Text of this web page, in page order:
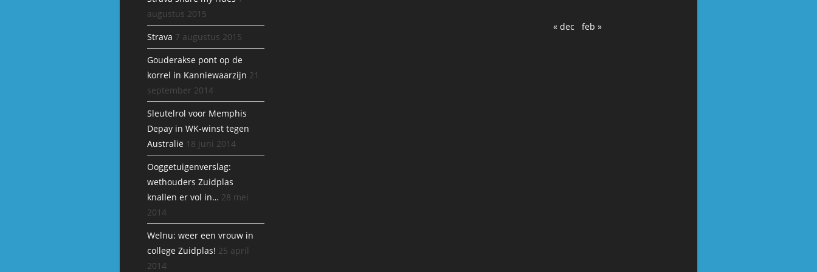
augustus 2015
Strava 7 augustus 2015
Gouderakse pont op de
korrel in Kanniewaarzijn 21
september 2014
Sleutelrol voor Memphis
Depay in WK-winst tegen
Australië 18 juni 2014
Ooggetuigenverslag:
wethouders Zuidplas
knallen er vol in… 28 mei
2014
Welnu: weer een vrouw in
college Zuidplas! 25 april
2014
« dec feb »